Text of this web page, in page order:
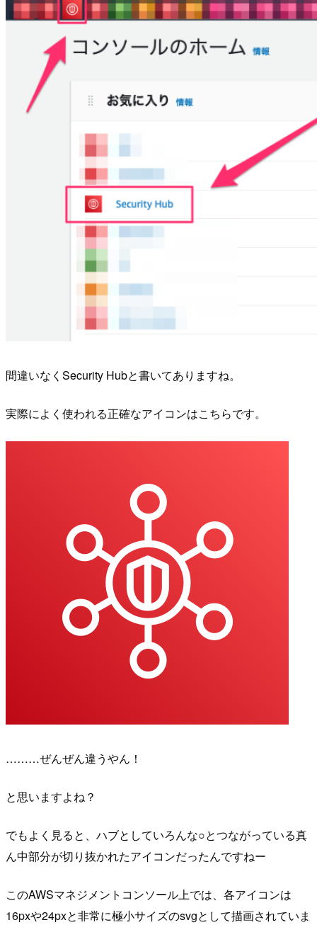
間違いなくSecurity Hubと書いてありますね。
実際によく使われる正確なアイコンはこちらです。
………ぜんぜん違うやん！
と思いますよね？
でもよく見ると、ハブとしていろんな○とつながっている真
ん中部分が切り抜かれたアイコンだったんですねー
このAWSマネジメントコンソール上では、各アイコンは
16pxや24pxと非常に極小サイズのsvgとして描画されていま